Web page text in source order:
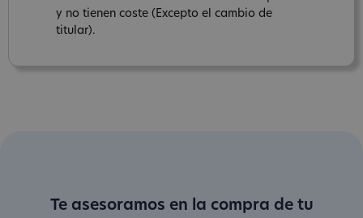
y no tienen coste (Excepto el cambio de
titular).
Te asesoramos en la compra de tu